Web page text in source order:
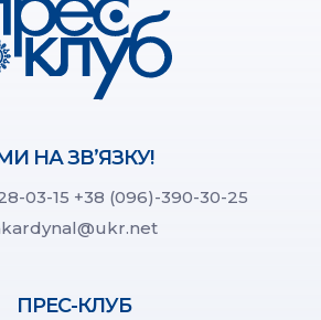
НА ЗВ’ЯЗКУ!
03-15 +38 (096)-390-30-25
ПРЕС-КЛУБ